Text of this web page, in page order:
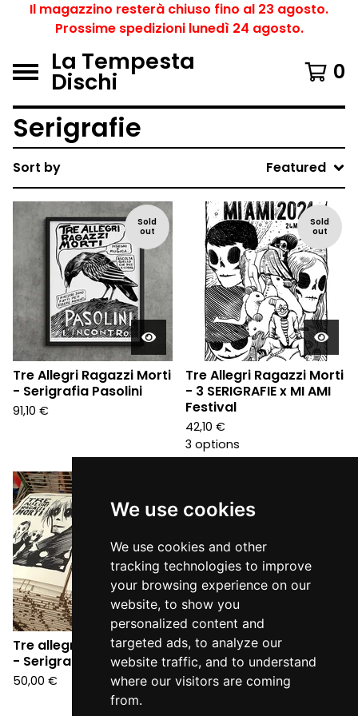
We use cookies
We use cookies and other
tracking technologies to improve
your browsing experience on our
website, to show you
personalized content and
targeted ads, to analyze our
website traffic, and to understand
where our visitors are coming
from.
Il magazzino resterà chiuso fino al 23 agosto.
Prossime spedizioni lunedì 24 agosto.
La Tempesta
Dischi 0
Serigrafie
Sort by Featured
Sold
out
Tre Allegri Ragazzi Morti
- Serigrafia Pasolini
91,10 €
Sold
out
Tre Allegri Ragazzi Morti
- 3 SERIGRAFIE x MI AMI
Festival
42,10 €
3 options
Tre allegri ragazzi morti
- Serigrafia 1994
50,00 €